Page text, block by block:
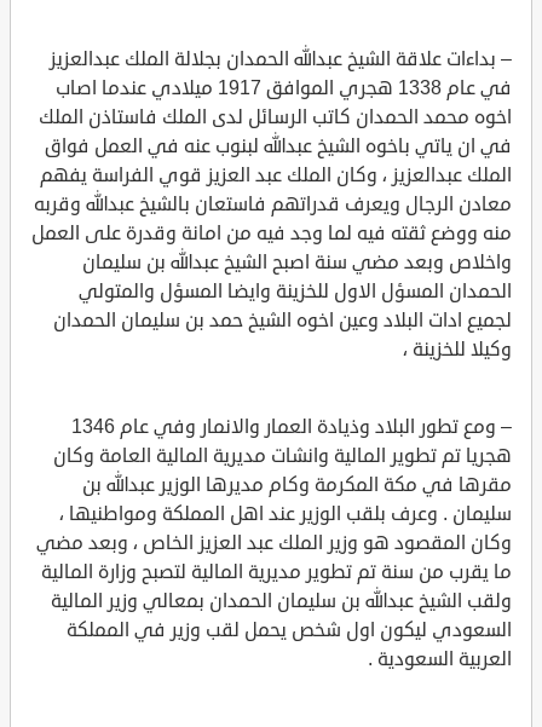
– بداءات علاقة الشيخ عبدالله الحمدان بجلالة الملك عبدالعزيز
في عام 1338 هجري الموافق 1917 ميلادي عندما اصاب
اخوه محمد الحمدان كاتب الرسائل لدى الملك فاستاذن الملك
في ان ياتي باخوه الشيخ عبدالله لبنوب عنه في العمل فواق
الملك عبدالعزيز ، وكان الملك عبد العزيز قوي الفراسة يفهم
معادن الرجال ويعرف قدراتهم فاستعان بالشيخ عبدالله وقربه
منه ووضع ثقته فيه لما وجد فيه من امانة وقدرة على العمل
واخلاص وبعد مضي سنة اصبح الشيخ عبدالله بن سليمان
الحمدان المسؤل الاول للخزينة وايضا المسؤل والمتولي
لجميع ادات البلاد وعين اخوه الشيخ حمد بن سليمان الحمدان
وكيلا للخزينة ،
– ومع تطور البلاد وذيادة العمار والانمار وفي عام 1346
هجريا تم تطوير المالية وانشات مديرية المالية العامة وكان
مقرها في مكة المكرمة وكام مديرها الوزير عبدالله بن
سليمان . وعرف بلقب الوزير عند اهل المملكة ومواطنيها ،
وكان المقصود هو وزير الملك عبد العزيز الخاص ، وبعد مضي
ما يقرب من سنة تم تطوير مديرية المالية لتصبح وزارة المالية
ولقب الشيخ عبدالله بن سليمان الحمدان بمعالي وزير المالية
السعودي ليكون اول شخص يحمل لقب وزير في المملكة
العربية السعودية .